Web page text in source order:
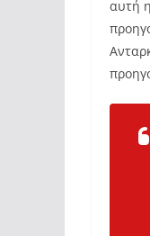
αυτή